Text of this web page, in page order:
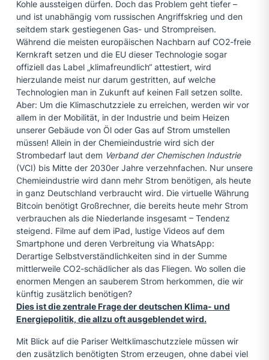
Kohle aussteigen dürfen. Doch das Problem geht tiefer –
und ist unabhängig vom russischen Angriffskrieg und den
seitdem stark gestiegenen Gas- und Strompreisen.
Während die meisten europäischen Nachbarn auf CO2-freie
Kernkraft setzen und die EU dieser Technologie sogar
offiziell das Label „klimafreundlich“ attestiert, wird
hierzulande meist nur darum gestritten, auf welche
Technologien man in Zukunft auf keinen Fall setzen sollte.
Aber: Um die Klimaschutzziele zu erreichen, werden wir vor
allem in der Mobilität, in der Industrie und beim Heizen
unserer Gebäude von Öl oder Gas auf Strom umstellen
müssen! Allein in der Chemieindustrie wird sich der
Strombedarf laut dem Verband der Chemischen Industrie
(VCI) bis Mitte der 2030er Jahre verzehnfachen. Nur unsere
Chemieindustrie wird dann mehr Strom benötigen, als heute
in ganz Deutschland verbraucht wird. Die virtuelle Währung
Bitcoin benötigt Großrechner, die bereits heute mehr Strom
verbrauchen als die Niederlande insgesamt – Tendenz
steigend. Filme auf dem iPad, lustige Videos auf dem
Smartphone und deren Verbreitung via WhatsApp:
Derartige Selbstverständlichkeiten sind in der Summe
mittlerweile CO2-schädlicher als das Fliegen. Wo sollen die
enormen Mengen an sauberem Strom herkommen, die wir
künftig zusätzlich benötigen?
Dies ist die zentrale Frage der deutschen Klima- und
Energiepolitik, die allzu oft ausgeblendet wird.
Mit Blick auf die Pariser Weltklimaschutzziele müssen wir
den zusätzlich benötigten Strom erzeugen, ohne dabei viel